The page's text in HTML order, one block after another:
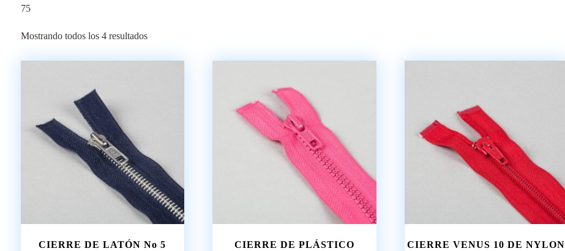
75
Mostrando todos los 4 resultados
CIERRE DE LATÓN No 5
CIERRE DE PLÁSTICO
CIERRE VENUS 10 DE NYLON